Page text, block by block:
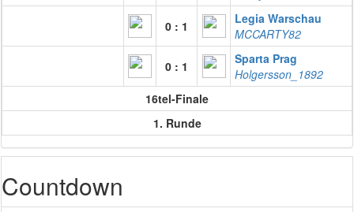
0 : 1
Legia Warschau
MCCARTY82
0 : 1
Sparta Prag
Holgersson_1892
16tel-Finale
1. Runde
Countdown